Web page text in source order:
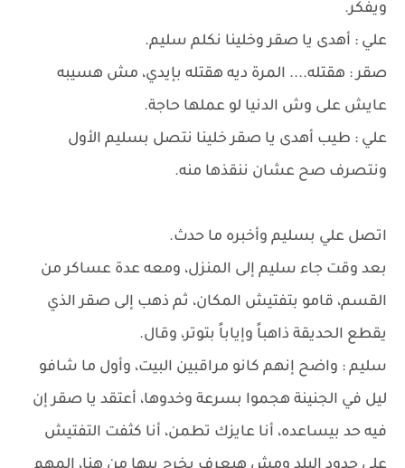
ويفكر.
علي : أهدى يا صقر وخلينا نكلم سليم.
صقر : هقتله.... المرة ديه هقتله بإيدي، مش هسيبه
عايش على وش الدنيا لو عملها حاجة.
علي : طيب أهدى يا صقر خلينا نتصل بسليم الأول
ونتصرف صح عشان ننقذها منه.
اتصل علي بسليم وأخبره ما حدث.
بعد وقت جاء سليم إلى المنزل، ومعه عدة عساكر من
القسم، قامو بتفتيش المكان، ثم ذهب إلى صقر الذي
يقطع الحديقة ذاهباً وإياباً بتوتر، وقال.
سليم : واضح إنهم كانو مراقبين البيت، وأول ما شافو
ليل في الجنينة هجموا بسرعة وخدوها، أعتقد يا صقر إن
فيه حد بيساعده، أنا عايزك تطمن، أنا كثفت التفتيش